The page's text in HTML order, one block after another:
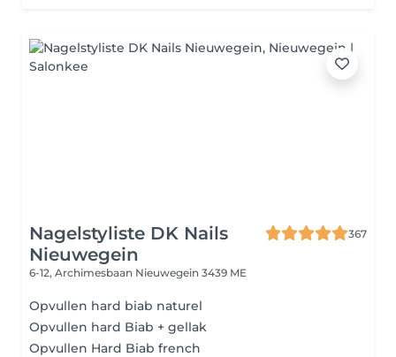
Nagelstyliste DK Nails
Nieuwegein
367
6-12, Archimesbaan Nieuwegein 3439 ME
Opvullen hard biab naturel
Opvullen hard Biab + gellak
Opvullen Hard Biab french